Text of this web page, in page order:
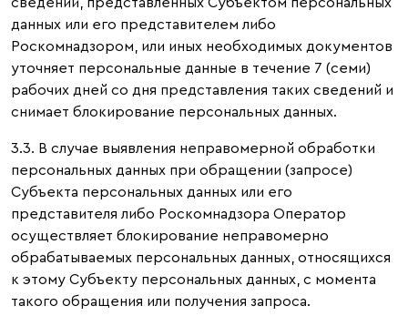
данных или его представителем либо
Роскомнадзором, или иных необходимых документов
уточняет персональные данные в течение 7 (семи)
рабочих дней со дня представления таких сведений и
снимает блокирование персональных данных.
3.3. В случае выявления неправомерной обработки
персональных данных при обращении (запросе)
Субъекта персональных данных или его
представителя либо Роскомнадзора Оператор
осуществляет блокирование неправомерно
обрабатываемых персональных данных, относящихся
к этому Субъекту персональных данных, с момента
такого обращения или получения запроса.